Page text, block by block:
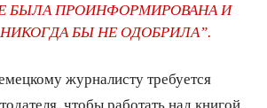
БЫЛА ПРОИНФОРМИРОВАНА И
БЫ НЕ ОДОБРИЛА”.
журналисту требуется
чтобы работать над книгой